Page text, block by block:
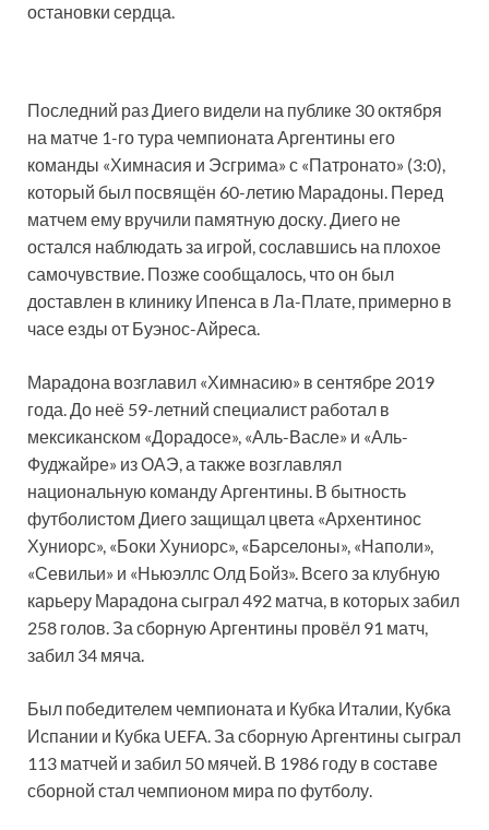
остановки сердца.
Последний раз Диего видели на публике 30 октября
на матче 1-го тура чемпионата Аргентины его
команды «Химнасия и Эсгрима» с «Патронато» (3:0),
который был посвящён 60-летию Марадоны. Перед
матчем ему вручили памятную доску. Диего не
остался наблюдать за игрой, сославшись на плохое
самочувствие. Позже сообщалось, что он был
доставлен в клинику Ипенса в Ла-Плате, примерно в
часе езды от Буэнос-Айреса.
Марадона возглавил «Химнасию» в сентябре 2019
года. До неё 59-летний специалист работал в
мексиканском «Дорадосе», «Аль-Васле» и «Аль-
Фуджайре» из ОАЭ, а также возглавлял
национальную команду Аргентины. В бытность
футболистом Диего защищал цвета «Архентинос
Хуниорс», «Боки Хуниорс», «Барселоны», «Наполи»,
«Севильи» и «Ньюэллс Олд Бойз». Всего за клубную
карьеру Марадона сыграл 492 матча, в которых забил
258 голов. За сборную Аргентины провёл 91 матч,
забил 34 мяча.
Был победителем чемпионата и Кубка Италии, Кубка
Испании и Кубка UEFA. За сборную Аргентины сыграл
113 матчей и забил 50 мячей. В 1986 году в составе
сборной стал чемпионом мира по футболу.